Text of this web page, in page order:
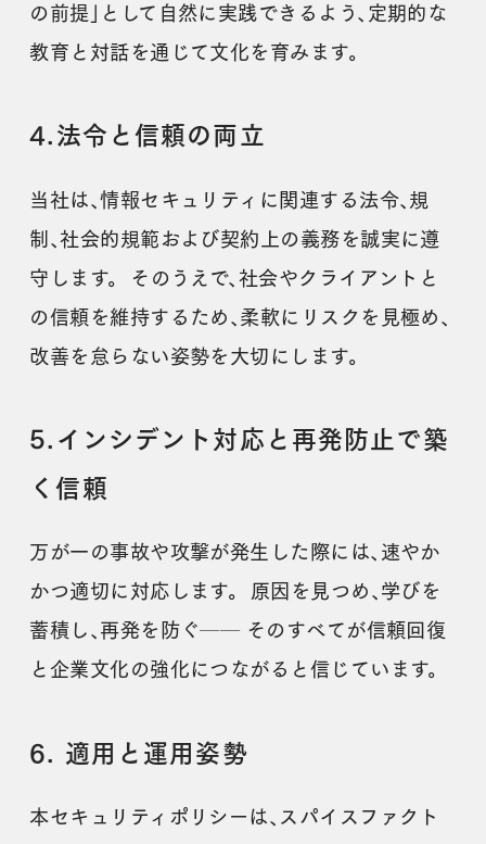
の前提」として自然に実践できるよう、定期的な
教育と対話を通じて文化を育みます。
4.法令と信頼の両立
当社は、情報セキュリティに関連する法令、規
制、社会的規範および契約上の義務を誠実に遵
守します。 そのうえで、社会やクライアントと
の信頼を維持するため、柔軟にリスクを見極め、
改善を怠らない姿勢を大切にします。
5.インシデント対応と再発防止で築
く信頼
万が一の事故や攻撃が発生した際には、速やか
かつ適切に対応します。 原因を見つめ、学びを
蓄積し、再発を防ぐ── そのすべてが信頼回復
と企業文化の強化につながると信じています。
6. 適用と運用姿勢
本セキュリティポリシーは、スパイスファクト